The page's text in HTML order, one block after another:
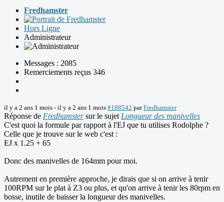
Fredhamster
Hors Ligne
Administrateur
Messages : 2085
Remerciements reçus 346
il y a 2 ans 1 mois - il y a 2 ans 1 mois #188542 parFredhamster
Réponse de Fredhamstersur le sujet Longueur des manivelles
C'est quoi la formule par rapport à l'EJ que tu utilises Rodolphe ?
Celle que je trouve sur le web c'est :
EJ x 1.25 + 65
Donc des manivelles de 164mm pour moi.
Autrement en première approche, je dirais que si on arrive à tenir
100RPM sur le plat à Z3 ou plus, et qu'on arrive à tenir les 80rpm en
bosse, inutile de baisser la longueur des manivelles.